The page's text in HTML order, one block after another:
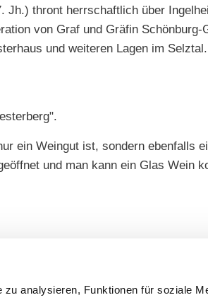
analysieren, Funktionen für soziale
thront herrschaftlich über
von Graf und Gräfin
und weiteren Lagen im Selztal.
ein Weingut ist, sondern ebenfalls
und man kann ein Glas Wein